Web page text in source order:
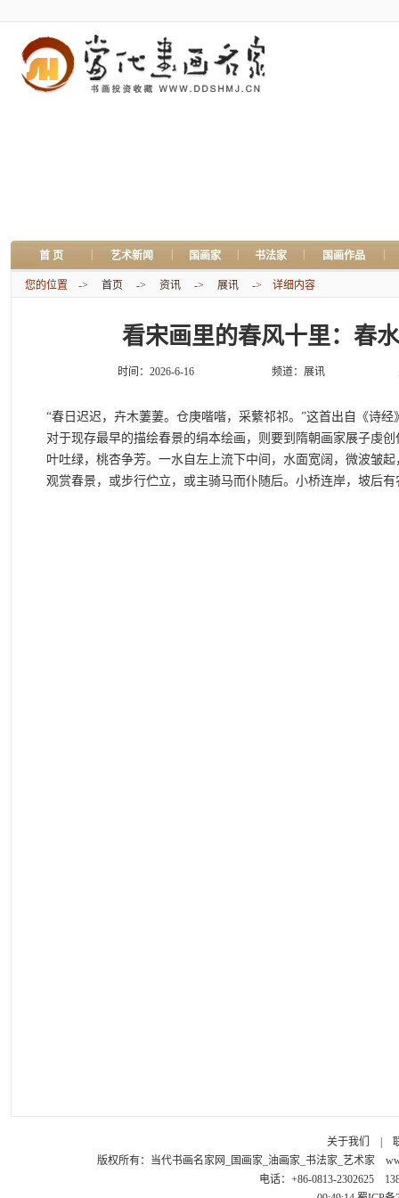
首 页 艺术新闻 国画家 书法家 国画作品
您的位置 -> 首页 -> 资讯 -> 展讯 -> 详细内容
看宋画里的春风十里：春
时间：2026-6-16 频道： 展讯
“春日迟迟，卉木萋萋。仓庚喈喈，采蘩祁祁。”这首出自《诗
对于现存最早的描绘春景的绢本绘画，则要到隋朝画家展子虔
叶吐绿，桃杏争芳。一水自左上流下中间，水面宽阔，微波皱
观赏春景，或步行伫立，或主骑马而仆随后。小桥连岸，坡后
关于我们
版权所有： 当代书画名家网_国画家_油画家_书法家_艺术家
电话：+86-0813-2302625